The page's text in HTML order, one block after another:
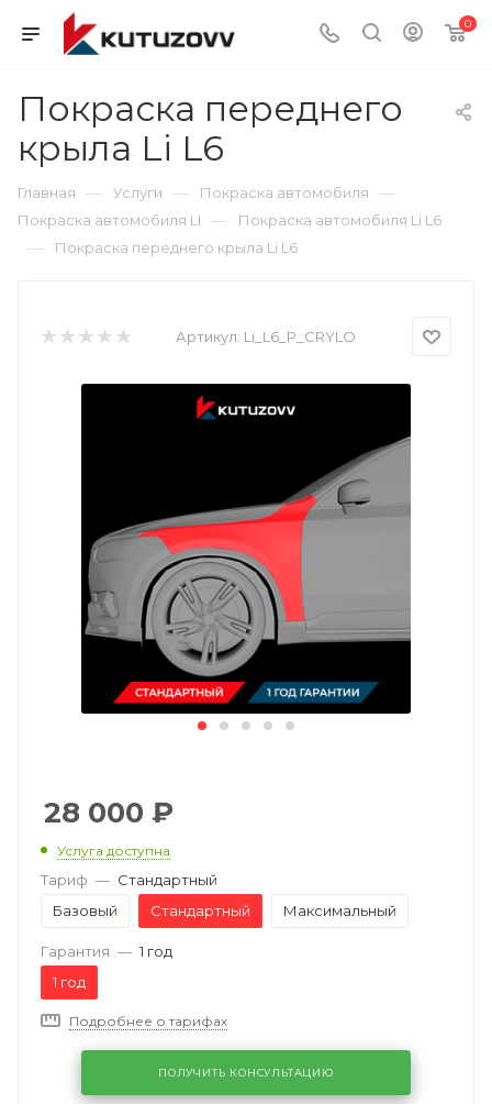
0
Покраска переднего
крыла Li L6
Главная — Услуги — Покраска автомобиля —
Покраска автомобиля LI — Покраска автомобиля Li L6
— Покраска переднего крыла Li L6
Артикул: Li_L6_P_CRYLO
28 000 ₽
Услуга доступна
Тариф — Стандартный
Базовый
Стандартный Максимальный
Гарантия — 1 год
1 год
Подробнее о тарифах
ПОЛУЧИТЬ КОНСУЛЬТАЦИЮ